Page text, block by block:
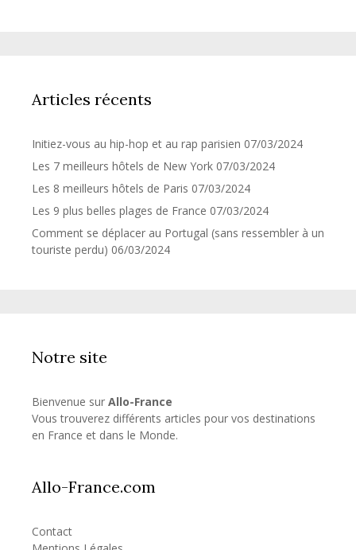
Articles récents
Initiez-vous au hip-hop et au rap parisien 07/03/2024
Les 7 meilleurs hôtels de New York 07/03/2024
Les 8 meilleurs hôtels de Paris 07/03/2024
Les 9 plus belles plages de France 07/03/2024
Comment se déplacer au Portugal (sans ressembler à un
touriste perdu) 06/03/2024
Notre site
Bienvenue sur Allo-France
Vous trouverez différents articles pour vos destinations
en France et dans le Monde.
Allo-France.com
Contact